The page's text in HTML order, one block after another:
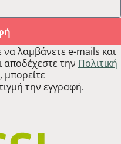
λαμβάνετε e-mails και
την Πολιτική
μπορείτε
την εγγραφή.